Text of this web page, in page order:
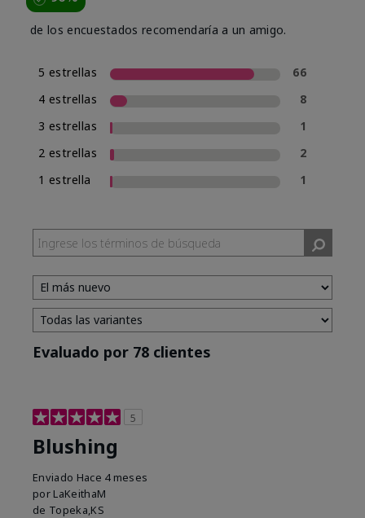
de los encuestados recomendaría a un amigo.
5 estrellas
66
4 estrellas
8
3 estrellas
1
2 estrellas
2
1 estrella
1
Evaluado por 78 clientes
5
Blushing
Enviado Hace 4 meses
por LaKeithaM
de Topeka,KS